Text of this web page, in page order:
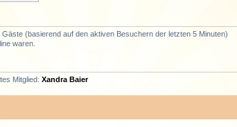
(basierend auf den aktiven Besuchern der letzten 5 Minuten)
waren.
Mitglied: Xandra Baier